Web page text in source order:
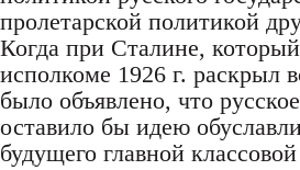
пролетарской политикой
Когда при Сталине,
исполкоме 1926 г. раскрыл
было объявлено, что
оставило бы идею
будущего главной